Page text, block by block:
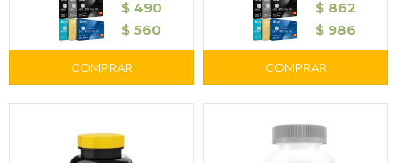
$ 490
$ 560
$ 862
$ 986